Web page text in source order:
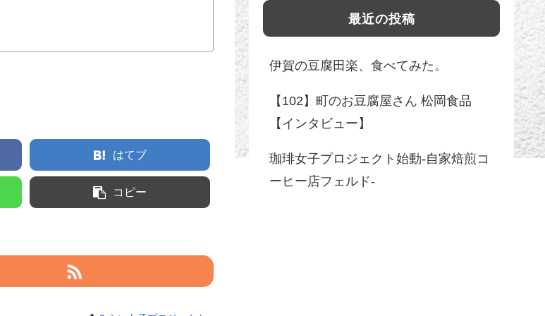
はてブ
コピー
最近の投稿
伊賀の豆腐田楽、食べてみた。
【102】町のお豆腐屋さん 松岡食品
【インタビュー】
珈琲女子プロジェクト始動-自家焙煎コ
ーヒー店フェルド-